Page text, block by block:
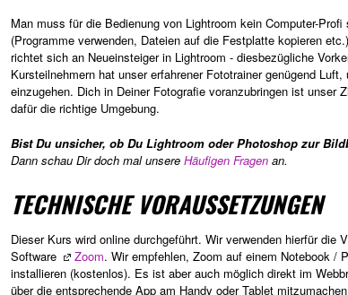
Man muss für die Bedienung von Lightroom kein Computer-
(Programme verwenden, Dateien auf die Festplatte kopieren
richtet sich an Neueinsteiger in Lightroom - diesbezügliche
Kursteilnehmern hat unser erfahrener Fototrainer genügend
einzugehen. Dich in Deiner Fotografie voranzubringen ist unser
dafür die richtige Umgebung.
Bist Du unsicher, ob Du Lightroom oder Photoshop zur
Dann schau Dir doch mal unsere Häufigen Fragen an.
TECHNISCHE VORAUSSETZUNGEN
Dieser Kurs wird online durchgeführt. Wir verwenden hierfür die
Software
Zoom. Wir empfehlen, Zoom auf einem Notebook /
installieren (kostenlos). Es ist aber auch möglich direkt im
über die entsprechende App am Handy oder Tablet